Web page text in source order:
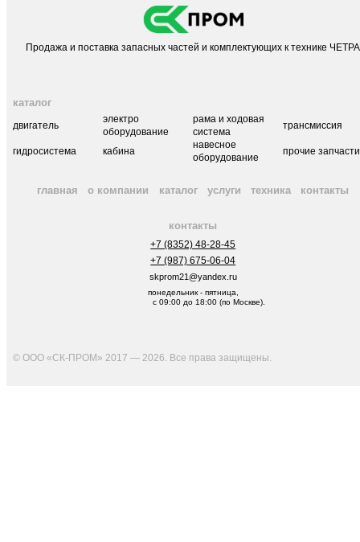
Продажа и поставка запасных частей и комплектующих к технике ЧЕТРА
каталог
двигатель
электро
оборудование
рама и ходовая
система
трансмиссия
гидросистема кабина
навесное
оборудование
прочие запчасти
главная о компании каталог услуги техника контакты
контакты
+7 (8352) 48-28-45
+7 (987) 675-06-04
skprom21@yandex.ru
понедельник - пятница,
с 09:00 до 18:00 (по Москве).
© ООО «СК-ПРОМ» 2017 — 2026. Все права защищены